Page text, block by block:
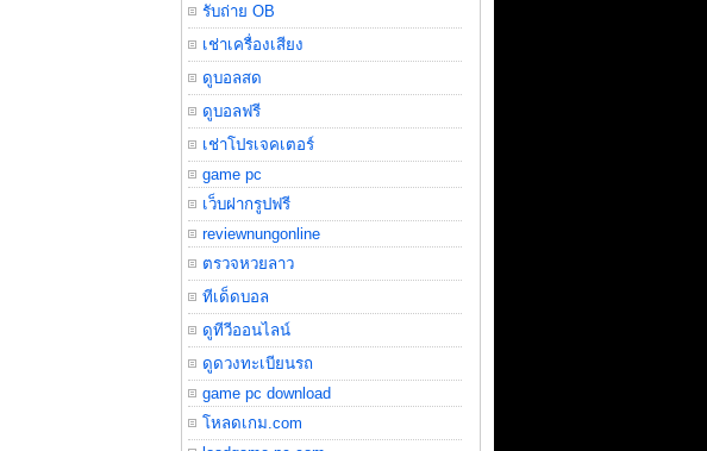
รับถ่าย OB
เช่าเครื่องเสียง
ดูบอลสด
ดูบอลฟรี
เช่าโปรเจคเตอร์
game pc
เว็บฝากรูปฟรี
reviewnungonline
ตรวจหวยลาว
ทีเด็ดบอล
ดูทีวีออนไลน์
ดูดวงทะเบียนรถ
game pc download
โหลดเกม.com